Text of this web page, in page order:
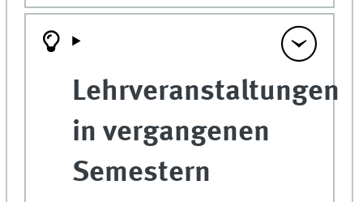
Lehrveranstaltungen
in vergangenen
Semestern